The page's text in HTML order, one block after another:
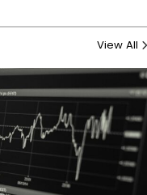
View All